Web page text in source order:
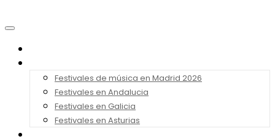
Festivales de música en Madrid 2026
Festivales en Andalucia
Festivales en Galicia
Festivales en Asturias